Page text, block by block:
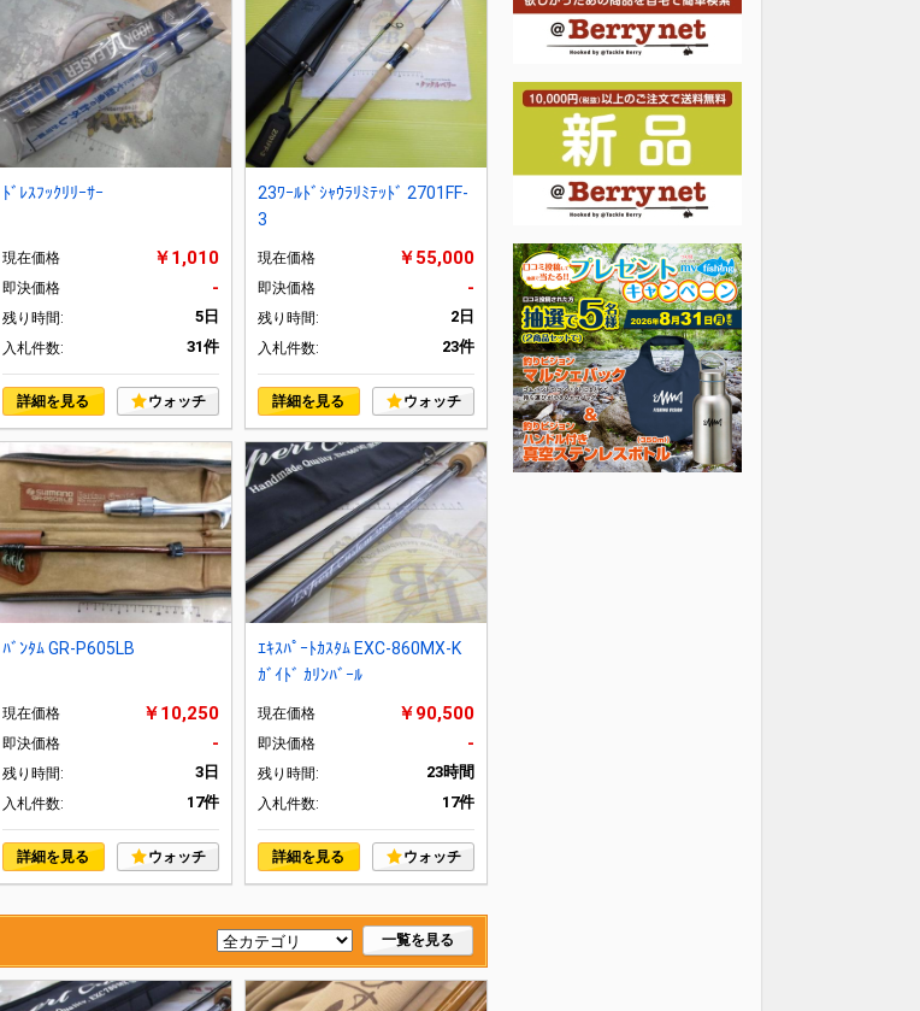
ﾄﾞﾚｽﾌｯｸﾘﾘｰｻｰ
現在価格 ￥1,010
即決価格 -
残り時間: 5日
入札件数: 31件
詳細を見る ウォッチ
23ﾜｰﾙﾄﾞｼｬｳﾗﾘﾐﾃｯﾄﾞ 2701FF-
3
現在価格 ￥55,000
即決価格 -
残り時間: 2日
入札件数: 23件
詳細を見る ウォッチ
ﾊﾞﾝﾀﾑ GR-P605LB
現在価格 ￥10,250
即決価格 -
残り時間: 3日
入札件数: 17件
詳細を見る ウォッチ
ｴｷｽﾊﾟｰﾄｶｽﾀﾑ EXC-860MX-K
ｶﾞｲﾄﾞ ｶﾘﾝﾊﾞｰﾙ
現在価格 ￥90,500
即決価格 -
残り時間: 23時間
入札件数: 17件
詳細を見る ウォッチ
一覧を見る